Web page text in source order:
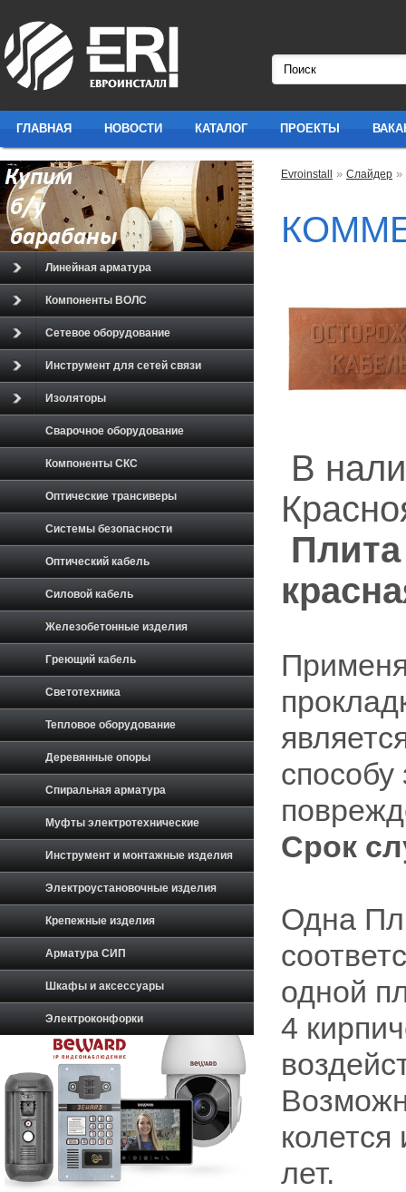
ГЛАВНАЯ НОВОСТИ КАТАЛОГ ПРОЕКТЫ
Evroinstall » Слайдер
В
Срок
Одна
одной
4
лет.
Линейная арматура
Компоненты ВОЛС
Сетевое оборудование
Инструмент для сетей связи
Изоляторы
Сварочное оборудование
Компоненты СКС
Оптические трансиверы
Системы безопасности
Оптический кабель
Силовой кабель
Железобетонные изделия
Греющий кабель
Светотехника
Тепловое оборудование
Деревянные опоры
Спиральная арматура
Муфты электротехнические
Инструмент и монтажные изделия
Электроустановочные изделия
Крепежные изделия
Арматура СИП
Шкафы и аксессуары
Электроконфорки